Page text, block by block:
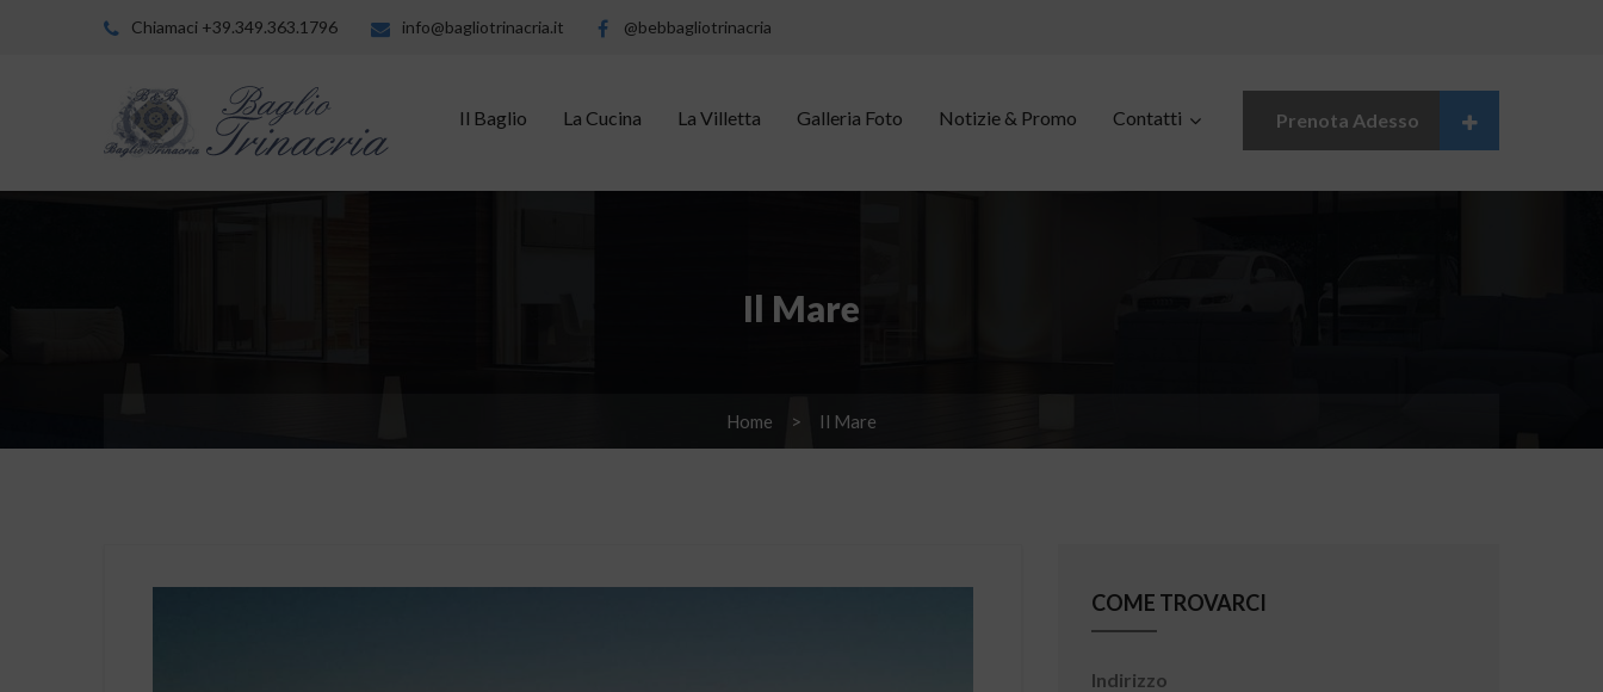
Chiamaci +39.349.363.1796 info@bagliotrinacria.it @bebbagliotrinacria
Il Baglio La Cucina La Villetta Galleria Foto Notizie & Promo Contatti Prenota Adesso
Il Mare
Home Il Mare
COME TROVARCI
Indirizzo